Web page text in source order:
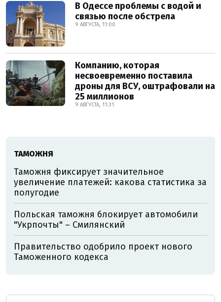
В Одессе проблемы с водой и
связью после обстрела
9 АВГУСТА, 11:00
Компанию, которая
несвоевременно поставила
дроны для ВСУ, оштрафовали на
25 миллионов
9 АВГУСТА, 11:31
ТАМОЖНЯ
Таможня фиксирует значительное
увеличение платежей: какова статистика за
полугодие
Польская таможня блокирует автомобили
"Укрпочты" – Смилянский
Правительство одобрило проект нового
Таможенного кодекса